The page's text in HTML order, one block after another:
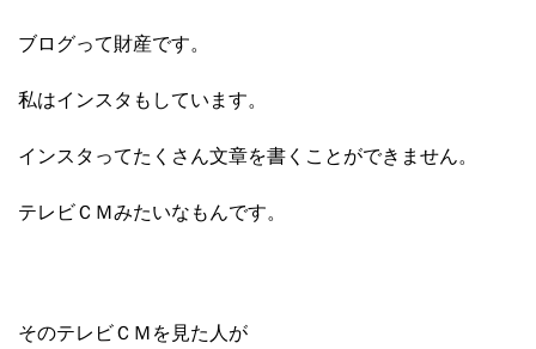
ブログって財産です。
私はインスタもしています。
インスタってたくさん文章を書くことができません。
テレビＣＭみたいなもんです。
そのテレビＣＭを見た人が